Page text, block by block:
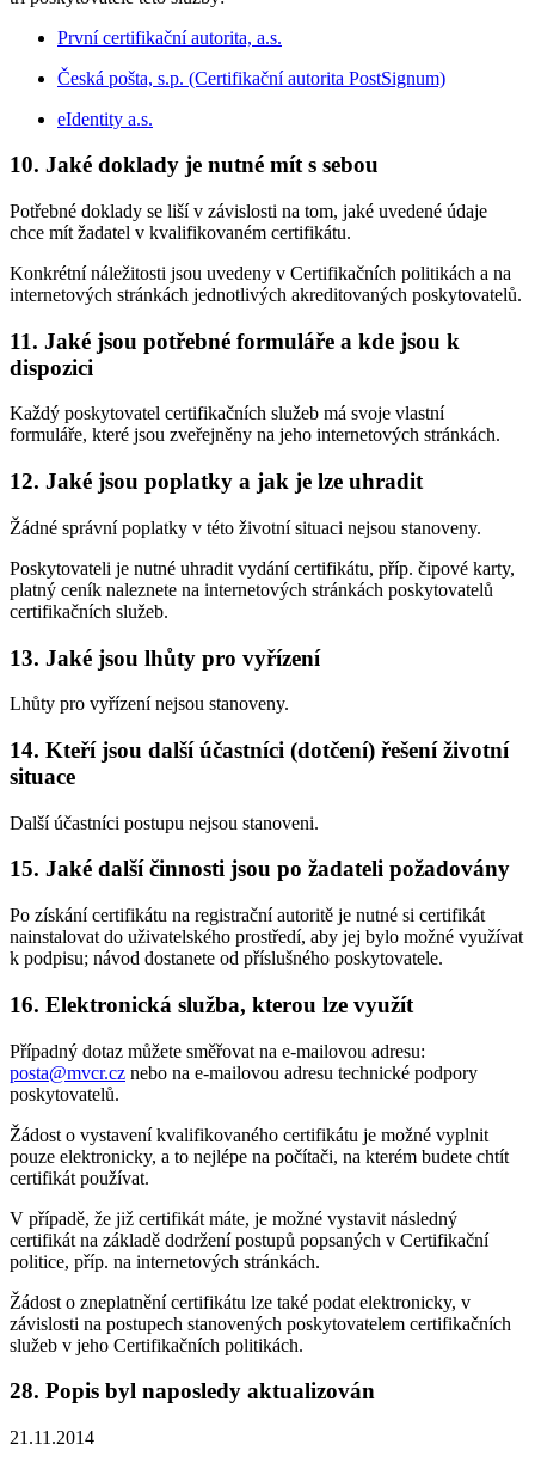
První certifikační autorita, a.s.
Česká pošta, s.p. (Certifikační autorita PostSignum)
eIdentity a.s.
10. Jaké doklady je nutné mít s sebou
Potřebné doklady se liší v závislosti na tom, jaké uvedené údaje
chce mít žadatel v kvalifikovaném certifikátu.
Konkrétní náležitosti jsou uvedeny v Certifikačních politikách a na
internetových stránkách jednotlivých akreditovaných poskytovatelů.
11. Jaké jsou potřebné formuláře a kde jsou k
dispozici
Každý poskytovatel certifikačních služeb má svoje vlastní
formuláře, které jsou zveřejněny na jeho internetových stránkách.
12. Jaké jsou poplatky a jak je lze uhradit
Žádné správní poplatky v této životní situaci nejsou stanoveny.
Poskytovateli je nutné uhradit vydání certifikátu, příp. čipové karty,
platný ceník naleznete na internetových stránkách poskytovatelů
certifikačních služeb.
13. Jaké jsou lhůty pro vyřízení
Lhůty pro vyřízení nejsou stanoveny.
14. Kteří jsou další účastníci (dotčení) řešení životní
situace
Další účastníci postupu nejsou stanoveni.
15. Jaké další činnosti jsou po žadateli požadovány
Po získání certifikátu na registrační autoritě je nutné si certifikát
nainstalovat do uživatelského prostředí, aby jej bylo možné využívat
k podpisu; návod dostanete od příslušného poskytovatele.
16. Elektronická služba, kterou lze využít
Případný dotaz můžete směřovat na e-mailovou adresu:
posta@mvcr.cz nebo na e-mailovou adresu technické podpory
poskytovatelů.
Žádost o vystavení kvalifikovaného certifikátu je možné vyplnit
pouze elektronicky, a to nejlépe na počítači, na kterém budete chtít
certifikát používat.
V případě, že již certifikát máte, je možné vystavit následný
certifikát na základě dodržení postupů popsaných v Certifikační
politice, příp. na internetových stránkách.
Žádost o zneplatnění certifikátu lze také podat elektronicky, v
závislosti na postupech stanovených poskytovatelem certifikačních
služeb v jeho Certifikačních politikách.
28. Popis byl naposledy aktualizován
21.11.2014